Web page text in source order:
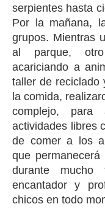
serpientes hasta
Por la mañana,
grupos. Mientras
al parque,
acariciando a
taller de reciclado
la comida,
complejo,
actividades libres
de comer a los
que
durante
encantador y
chicos en todo